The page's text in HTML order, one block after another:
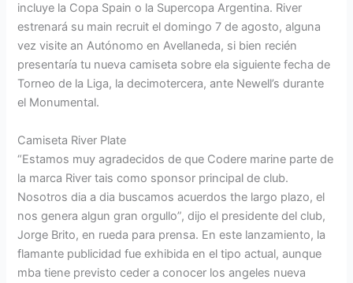
incluye la Copa Spain o la Supercopa Argentina. River
estrenará su main recruit el domingo 7 de agosto, alguna
vez visite an Autónomo en Avellaneda, si bien recién
presentaría tu nueva camiseta sobre ela siguiente fecha de
Torneo de la Liga, la decimotercera, ante Newell’s durante
el Monumental.
Camiseta River Plate
“Estamos muy agradecidos de que Codere marine parte de
la marca River tais como sponsor principal de club.
Nosotros dia a dia buscamos acuerdos the largo plazo, el
nos genera algun gran orgullo”, dijo el presidente del club,
Jorge Brito, en rueda para prensa. En este lanzamiento, la
flamante publicidad fue exhibida en el tipo actual, aunque
mba tiene previsto ceder a conocer los angeles nueva